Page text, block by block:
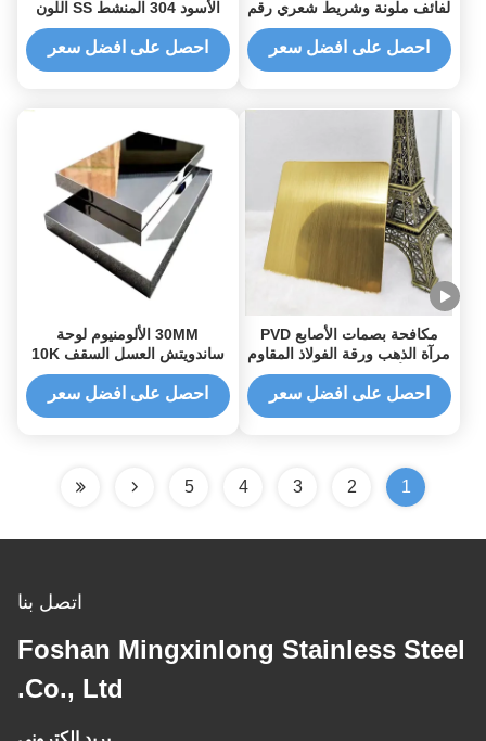
لفائف ملونة وشريط شعري رقم
4 مرآة 8K مصقول
احصل على افضل سعر
الأسود 304 المنشط SS اللون
الذهبي الشمبانيا ذهب المرآة
الملمعة 316L الفولاذ المقاوم
احصل على افضل سعر
مكافحة بصمات الأصابع PVD
مرآة الذهب ورقة الفولاذ المقاوم
للصدأ حك الانتهاء المصقول
احصل على افضل سعر
30MM الألومنيوم لوحة
ساندويتش العسل السقف 10K
مرآة PVD طلاء شعري نحى SS
احصل على افضل سعر
1
2
3
4
5
اتصل بنا
Foshan Mingxinlong Stainless Steel
Co., Ltd.